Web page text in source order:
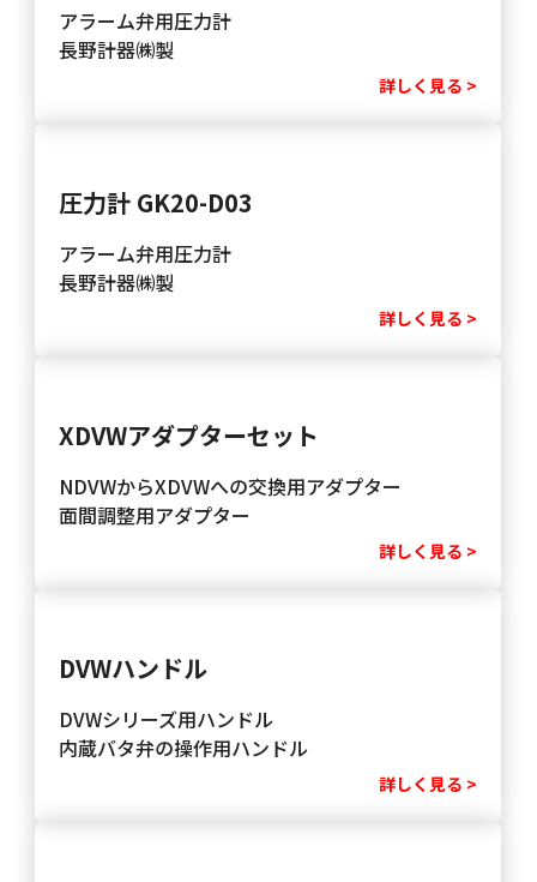
アラーム弁用圧力計
長野計器㈱製
詳しく見る >
圧力計 GK20-D03
アラーム弁用圧力計
長野計器㈱製
詳しく見る >
XDVWアダプターセット
NDVWからXDVWへの交換用アダプター
面間調整用アダプター
詳しく見る >
DVWハンドル
DVWシリーズ用ハンドル
内蔵バタ弁の操作用ハンドル
詳しく見る >